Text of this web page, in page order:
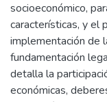
socioeconómico,
características, y el
implementación de
fundamentación
detalla la
económicas,